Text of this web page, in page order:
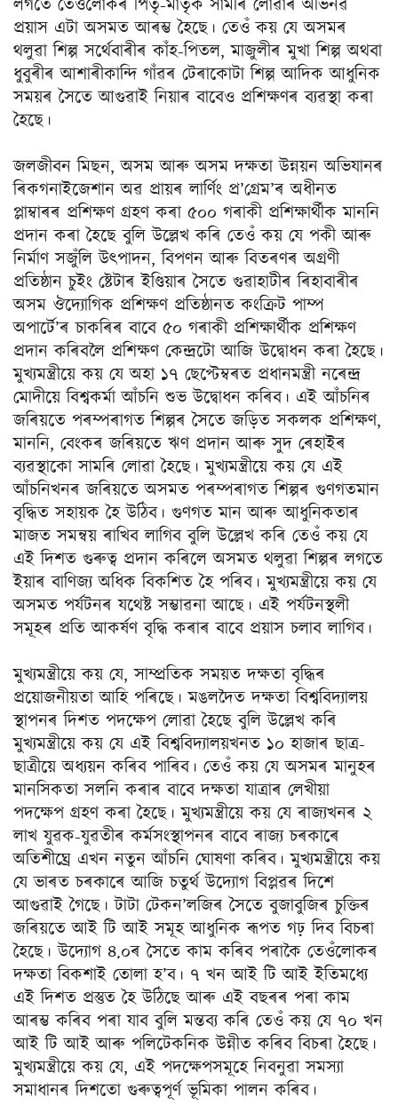
লগতে তেওঁলোকৰ পিতৃ-মাতৃক সামৰি লোৱাৰ অভিনৱ
প্ৰয়াস এটা অসমত আৰম্ভ হৈছে। তেওঁ কয় যে অসমৰ
থলুৱা শিল্প সৰ্থেবাৰীৰ কাঁহ-পিতল, মাজুলীৰ মুখা শিল্প অথবা
ধুবুৰীৰ আশাৰীকান্দি গাঁৱৰ টেৰাকোটা শিল্প আদিক আধুনিক
সময়ৰ সৈতে আগুৱাই নিয়াৰ বাবেও প্ৰশিক্ষণৰ ব্যৱস্থা কৰা
হৈছে।
জলজীবন মিছন, অসম আৰু অসম দক্ষতা উন্নয়ন অভিযানৰ
ৰিকগনাইজেশান অৱ প্ৰায়ৰ লাৰ্ণিং প্ৰ’গ্ৰেম’ৰ অধীনত
প্লাম্বাৰৰ প্ৰশিক্ষণ গ্ৰহণ কৰা ৫০০ গৰাকী প্ৰশিক্ষাৰ্থীক মাননি
প্ৰদান কৰা হৈছে বুলি উল্লেখ কৰি তেওঁ কয় যে পকী আৰু
নিৰ্মাণ সজুঁলি উৎপাদন, বিপণন আৰু বিতৰণৰ অগ্ৰণী
প্ৰতিষ্ঠান চুইং ষ্টেটাৰ ইণ্ডিয়াৰ সৈতে গুৱাহাটীৰ ৰিহাবাৰীৰ
অসম ঔদ্যোগিক প্রশিক্ষণ প্ৰতিষ্ঠানত কংক্রিট পাম্প
অপাৰ্টে’ৰ চাকৰিৰ বাবে ৫০ গৰাকী প্ৰশিক্ষাৰ্থীক প্ৰশিক্ষণ
প্ৰদান কৰিবলৈ প্ৰশিক্ষণ কেন্দ্ৰটো আজি উদ্বোধন কৰা হৈছে।
মুখ্যমন্ত্ৰীয়ে কয় যে অহা ১৭ ছেপ্টেম্বৰত প্ৰধানমন্ত্রী নৰেন্দ্ৰ
মোদীয়ে বিশ্বকর্মা আঁচনি শুভ উদ্বোধন কৰিব। এই আঁচনিৰ
জৰিয়তে পৰম্পৰাগত শিল্পৰ সৈতে জড়িত সকলক প্ৰশিক্ষণ,
মাননি, বেংকৰ জৰিয়তে ঋণ প্ৰদান আৰু সুদ ৰেহাইৰ
ব্যৱস্থাকো সামৰি লোৱা হৈছে। মুখ্যমন্ত্ৰীয়ে কয় যে এই
আঁচনিখনৰ জৰিয়তে অসমত পৰম্পৰাগত শিল্পৰ গুণগতমান
বৃদ্ধিত সহায়ক হৈ উঠিব। গুণগত মান আৰু আধুনিকতাৰ
মাজত সমন্বয় ৰাখিব লাগিব বুলি উল্লেখ কৰি তেওঁ কয় যে
এই দিশত গুৰুত্ব প্ৰদান কৰিলে অসমত থলুৱা শিল্পৰ লগতে
ইয়াৰ বাণিজ্য অধিক বিকশিত হৈ পৰিব। মুখ্যমন্ত্ৰীয়ে কয় যে
অসমত পৰ্যটনৰ যথেষ্ট সম্ভাৱনা আছে। এই পর্যটনস্থলী
সমূহৰ প্ৰতি আকৰ্ষণ বৃদ্ধি কৰাৰ বাবে প্ৰয়াস চলাব লাগিব।
মুখ্যমন্ত্রীয়ে কয় যে, সাম্প্ৰতিক সময়ত দক্ষতা বৃদ্ধিৰ
প্ৰয়োজনীয়তা আহি পৰিছে। মঙলদৈত দক্ষতা বিশ্ববিদ্যালয়
স্থাপনৰ দিশত পদক্ষেপ লোৱা হৈছে বুলি উল্লেখ কৰি
মুখ্যমন্ত্ৰীয়ে কয় যে এই বিশ্ববিদ্যালয়খনত ১০ হাজাৰ ছাত্ৰ-
ছাত্ৰীয়ে অধ্যয়ন কৰিব পাৰিব। তেওঁ কয় যে অসমৰ মানুহৰ
মানসিকতা সলনি কৰাৰ বাবে দক্ষতা যাত্ৰাৰ লেখীয়া
পদক্ষেপ গ্ৰহণ কৰা হৈছে। মুখ্যমন্ত্ৰীয়ে কয় যে ৰাজ্যখনৰ ২
লাখ যুৱক-যুৱতীৰ কৰ্মসংস্থাপনৰ বাবে ৰাজ্য চৰকাৰে
অতিশীঘ্ৰে এখন নতুন আঁচনি ঘোষণা কৰিব। মুখ্যমন্ত্ৰীয়ে কয়
যে ভাৰত চৰকাৰে আজি চতুৰ্থ উদ্যোগ বিপ্লৱৰ দিশে
আগুৱাই গৈছে। টাটা টেকন’লজিৰ সৈতে বুজাবুজিৰ চুক্তিৰ
জৰিয়তে আই টি আই সমূহ আধুনিক ৰূপত গঢ় দিব বিচৰা
হৈছে। উদ্যোগ ৪.০ৰ সৈতে কাম কৰিব পৰাকৈ তেওঁলোকৰ
দক্ষতা বিকশাই তোলা হ’ব। ৭ খন আই টি আই ইতিমধ্যে
এই দিশত প্ৰস্তুত হৈ উঠিছে আৰু এই বছৰৰ পৰা কাম
আৰম্ভ কৰিব পৰা যাব বুলি মন্তব্য কৰি তেওঁ কয় যে ৭০ খন
আই টি আই আৰু পলিটেকনিক উন্নীত কৰিব বিচৰা হৈছে।
মুখ্যমন্ত্ৰীয়ে কয় যে, এই পদক্ষেপসমূহে নিবনুৱা সমস্যা
সমাধানৰ দিশতো গুৰুত্বপূৰ্ণ ভূমিকা পালন কৰিব।